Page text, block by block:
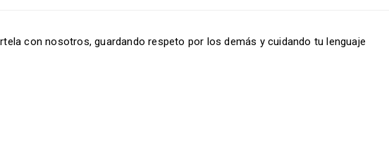
con nosotros, guardando respeto por los demás y cuidando tu lenguaje